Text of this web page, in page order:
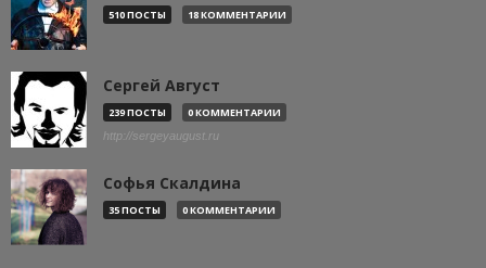
510 ПОСТЫ 18 КОММЕНТАРИИ
Сергей Август
239 ПОСТЫ 0 КОММЕНТАРИИ
http://sergeyaugust.ru
Софья Скалдина
35 ПОСТЫ 0 КОММЕНТАРИИ